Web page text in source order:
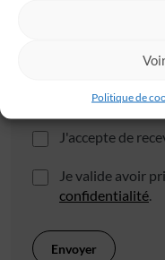
Politique de
J'accepte de
Je valide avoir
confidentialité.